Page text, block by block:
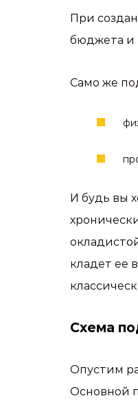
При
бюджета и
Само же
И будь вы
кладет ее
Схема
Опустим
Основной